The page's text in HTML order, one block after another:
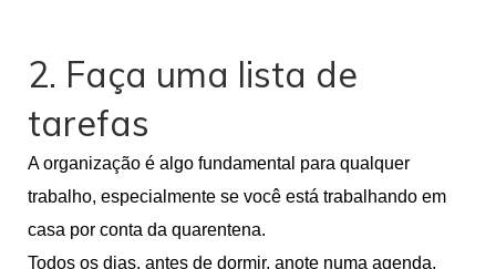
2. Faça uma lista de
tarefas
A organização é algo fundamental para qualquer
trabalho, especialmente se você está trabalhando em
casa por conta da quarentena.
Todos os dias, antes de dormir, anote numa agenda,